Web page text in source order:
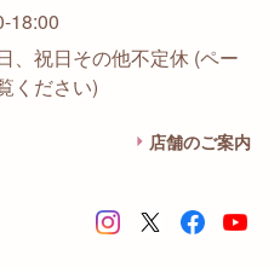
18:00
、祝日その他不定休 (ペー
ください)
店舗のご案内